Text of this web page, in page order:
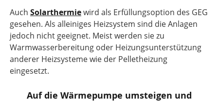
Auch Solarthermiewird als Erfüllungsoption des GEG
gesehen. Als alleiniges Heizsystem sind die Anlagen
jedoch nicht geeignet. Meist werden sie zu
Warmwasserbereitung oder Heizungsunterstützung
anderer Heizsysteme wie der Pelletheizung
eingesetzt.
Auf die Wärmepumpe umsteigen und